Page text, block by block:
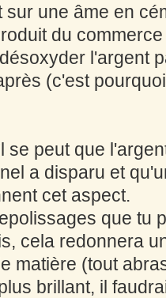
sur une âme en
du
l'argent
(c'est
se peut que
a disparu et
cet aspect.
que tu
cela redonnera
matière (tout
brillant, il